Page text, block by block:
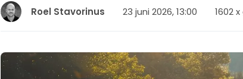
Roel Stavorinus 23 juni 2026, 13:00 1602